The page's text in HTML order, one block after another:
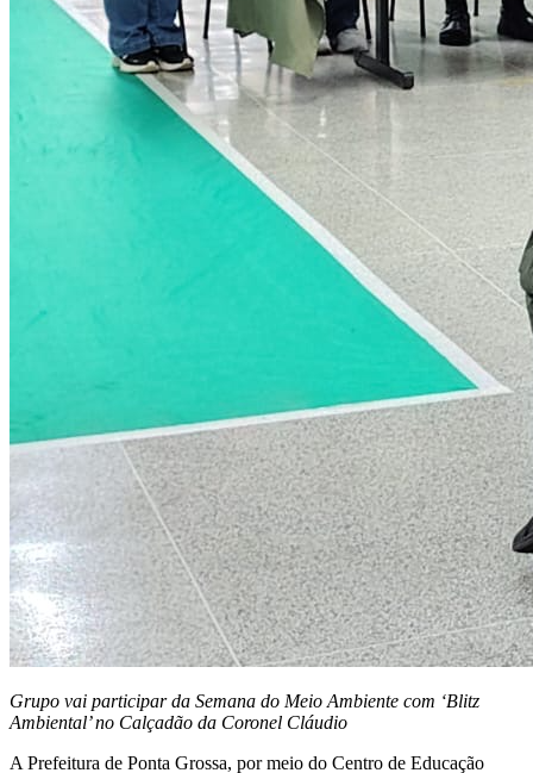
Grupo vai participar da Semana do Meio Ambiente com ‘Blitz
Ambiental’ no Calçadão da Coronel Cláudio
A Prefeitura de Ponta Grossa, por meio do Centro de Educação